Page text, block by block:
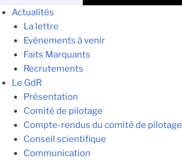
Actualités
La lettre
Evénements à venir
Faits Marquants
Recrutements
Le GdR
Présentation
Comité de pilotage
Compte-rendus du comité de pilotage
Conseil scientifique
Communication